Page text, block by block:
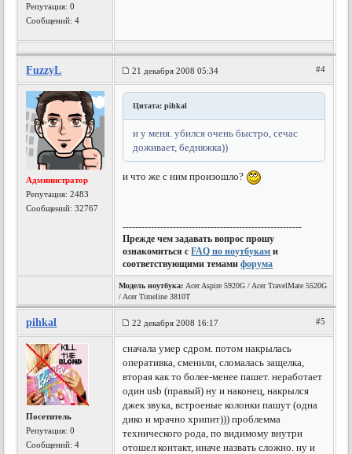
Репутация:0
Сообщений: 4
FuzzyL 21 декабря 2008 05:34 #4
Администратор
Репутация:2483
Сообщений: 32767
Цитата: pihkal
и у меня. убился очень быстро, сечас
доживает, бедняжка))
и что же с ним произошло?
---------------------------------------------------------
Прежде чем задавать вопрос прошу
ознакомиться сFAQ по ноутбукам и
соответствующими темамифорума
Модель ноутбука: Acer Aspire 5920G / Acer TravelMate 5520G
/ Acer Timeline 3810T
pihkal 22 декабря 2008 16:17 #5
Посетитель
Репутация:0
Сообщений: 4
сначала умер сдром. потом накрылась
оперативка, сменили, сломалась защелка,
вторая как то более-менее пашет. неработает
один usb (правый) ну и наконец, накрылся
джек звука, встроеные колонки пашут (одна
дико и мрачно хрипит))) проблемма
технического рода, по видимому внутри
отошел контакт, иначе назвать сложно. ну и